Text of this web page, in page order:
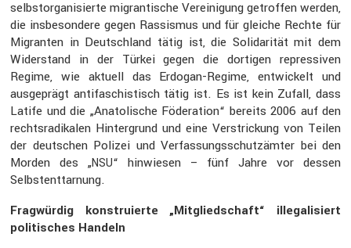
selbst­or­ga­ni­sierte migran­ti­sche Verei­ni­gung getroffen werden,
die insbe­son­dere gegen Rassismus und für gleiche Rechte für
Migranten in Deutsch­land tätig ist, die Solida­rität mit dem
Wider­stand in der Türkei gegen die dortigen repres­siven
Regime, wie aktuell das Erdogan-Regime, entwi­ckelt und
ausge­prägt antifa­schis­tisch tätig ist. Es ist kein Zufall, dass
Latife und die „Anato­li­sche Födera­tion“ bereits 2006 auf den
rechts­ra­di­kalen Hinter­grund und eine Verstri­ckung von Teilen
der deutschen Polizei und Verfas­sungs­schutz­ämter bei den
Morden des „NSU“ hinwiesen – fünf Jahre vor dessen
Selbstent­tar­nung.
Fragwürdig konstru­ierte „Mitglied­schaft“ illega­li­siert
politi­sches Handeln